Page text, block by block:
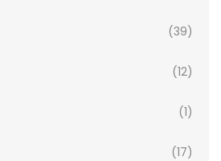
(39)
(12)
(1)
(17)